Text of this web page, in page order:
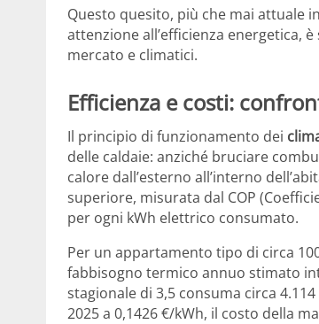
Questo quesito, più che mai attuale
attenzione all’efficienza energetica,
mercato e climatici.
Efficienza e costi:
Il principio di funzionamento dei
delle caldaie: anziché bruciare
calore dall’esterno all’interno
superiore, misurata dal COP
per ogni kWh elettrico consumato.
Per un appartamento tipo di circa
fabbisogno termico annuo stimato
stagionale di 3,5 consuma circa
2025 a 0,1426 €/kWh, il costo della